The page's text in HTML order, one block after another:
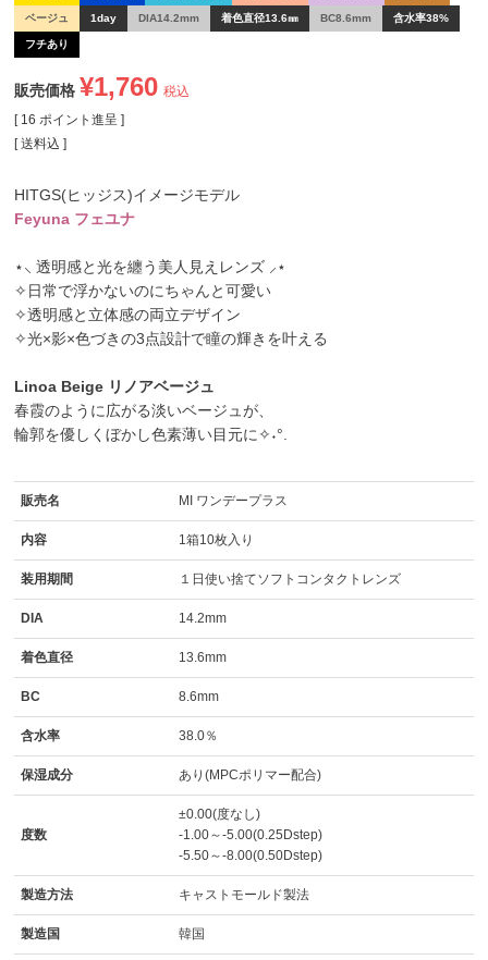
ベージュ 1day DIA14.2mm 着色直径13.6㎜ BC8.6mm 含水率38%
フチあり
販売価格 ¥1,760 税込
[ 16 ポイント進呈 ]
送料込
HITGS(ヒッジス)イメージモデル
Feyuna フェユナ
⋆⸜ 透明感と光を纏う美人見えレンズ ⸝⋆
✧日常で浮かないのにちゃんと可愛い
✧透明感と立体感の両立デザイン
✧光×影×色づきの3点設計で瞳の輝きを叶える
Linoa Beige リノアベージュ
春霞のように広がる淡いベージュが、
輪郭を優しくぼかし色素薄い目元に✧˖°.
販売名 MI ワンデープラス
内容 1箱10枚入り
装用期間 １日使い捨てソフトコンタクトレンズ
DIA 14.2mm
着色直径 13.6mm
BC 8.6mm
含水率 38.0％
保湿成分 あり(MPCポリマー配合)
度数
±0.00(度なし)
-1.00～-5.00(0.25Dstep)
-5.50～-8.00(0.50Dstep)
製造方法 キャストモールド製法
製造国 韓国